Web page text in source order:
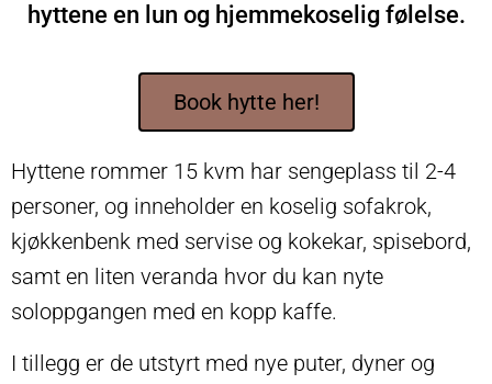
hyttene en lun og hjemmekoselig følelse.
Book hytte her!
Hyttene rommer 15 kvm har sengeplass til 2-4
personer, og inneholder en koselig sofakrok,
kjøkkenbenk med servise og kokekar, spisebord,
samt en liten veranda hvor du kan nyte
soloppgangen med en kopp kaffe.
I tillegg er de utstyrt med nye puter, dyner og